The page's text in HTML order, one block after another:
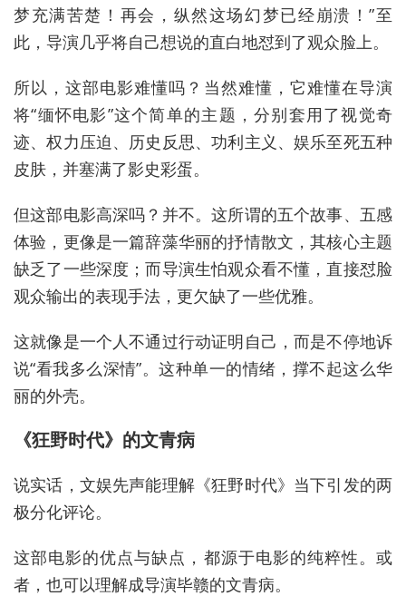
梦充满苦楚！再会，纵然这场幻梦已经崩溃！”至
此，导演几乎将自己想说的直白地怼到了观众脸上。
所以，这部电影难懂吗？当然难懂，它难懂在导演
将“缅怀电影”这个简单的主题，分别套用了视觉奇
迹、权力压迫、历史反思、功利主义、娱乐至死五种
皮肤，并塞满了影史彩蛋。
但这部电影高深吗？并不。这所谓的五个故事、五感
体验，更像是一篇辞藻华丽的抒情散文，其核心主题
缺乏了一些深度；而导演生怕观众看不懂，直接怼脸
观众输出的表现手法，更欠缺了一些优雅。
这就像是一个人不通过行动证明自己，而是不停地诉
说“看我多么深情”。这种单一的情绪，撑不起这么华
丽的外壳。
《狂野时代》的文青病
说实话，文娱先声能理解《狂野时代》当下引发的两
极分化评论。
这部电影的优点与缺点，都源于电影的纯粹性。或
者，也可以理解成导演毕赣的文青病。